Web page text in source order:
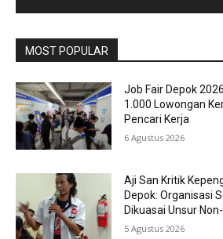
MOST POPULAR
Job Fair Depok
1.000 Lowongan
Pencari Kerja
6 Agustus 2026
Aji San Kritik
Depok: Organisasi
Dikuasai Unsur
5 Agustus 2026